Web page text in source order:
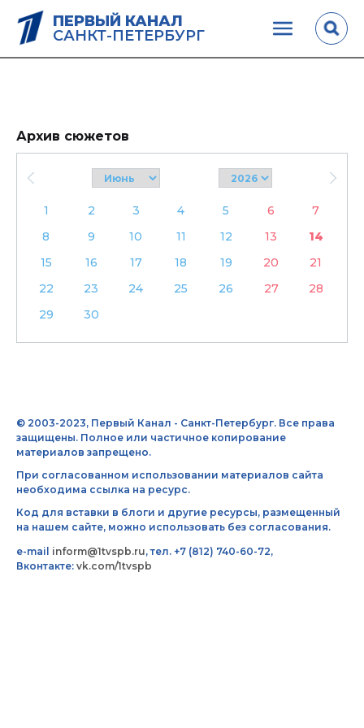
ПЕРВЫЙ КАНАЛ
САНКТ-ПЕТЕРБУРГ
Архив сюжетов
1 2 3 4 5 6
7
8
9 10 11 12 13
14
15
16 17 18 19 20
21
22
23 24 25 26 27
28
29
30
© 2003-2023, Первый Канал - Санкт-Петербург. Все права
защищены. Полное или частичное копирование
материалов запрещено.
При согласованном использовании материалов сайта
необходима ссылка на ресурс.
Код для вставки в блоги и другие ресурсы, размещенный
на нашем сайте, можно использовать без согласования.
e-mail inform@1tvspb.ru, тел. +7 (812) 740-60-72,
Вконтакте: vk.com/1tvspb